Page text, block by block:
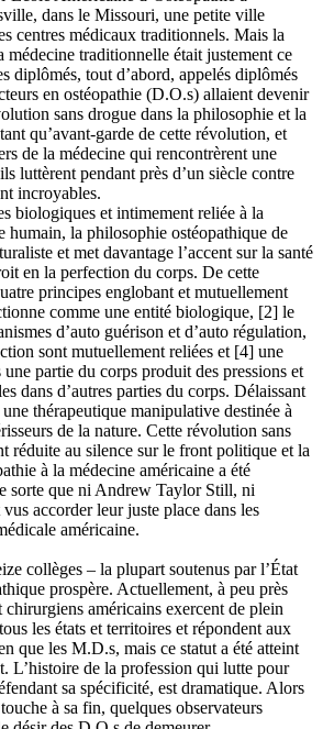
dans le Missouri, une petite ville
centres médicaux traditionnels. Mais la
médecine traditionnelle était justement ce
diplômés, tout d’abord, appelés diplômés
en ostéopathie (D.O.s) allaient devenir
sans drogue dans la philosophie et la
qu’avant-garde de cette révolution, et
de la médecine qui rencontrèrent une
luttèrent pendant près d’un siècle contre
incroyables.
biologiques et intimement reliée à la
humain, la philosophie ostéopathique de
et met davantage l’accent sur la santé
en la perfection du corps. De cette
principes englobant et mutuellement
comme une entité biologique, [2] le
d’auto guérison et d’auto régulation,
sont mutuellement reliées et [4] une
partie du corps produit des pressions et
dans d’autres parties du corps. Délaissant
thérapeutique manipulative destinée à
de la nature. Cette révolution sans
réduite au silence sur le front politique et la
à la médecine américaine a été
sorte que ni Andrew Taylor Still, ni
vus accorder leur juste place dans les
américaine.
collèges – la plupart soutenus par l’État
prospère. Actuellement, à peu près
américains exercent de plein
les états et territoires et répondent aux
que les M.D.s, mais ce statut a été atteint
L’histoire de la profession qui lutte pour
sa spécificité, est dramatique. Alors
à sa fin, quelques observateurs